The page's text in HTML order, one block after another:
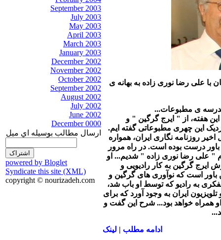
September 2003
July 2003
May 2003
April 2003
March 2003
January 2003
December 2002
November 2002
October 2002
September 2002
August 2002
July 2002
June 2002
December 0000
ارسال مطالب بوسيله اي ميل
powered by Bloglet
Syndicate this site (XML)
copyright © nourizadeh.com
علی رضا نوری زاده به بهانه ی
ی مطبوعات...
هفته، از " ایرج گرگین " و
این چهری مطبوعاتی گفته ایم.
روزنامه نگاری ایران، همواره
باور درست بوده است. در راه مرور
" علی رضا نوری زاده " شدیم... او
ایرج گرگین به کار رادیویی و
باور است که نوآوری های گرگین و
به رادیو که توسط او باب شد،
ایران به وجود آورد که برای
همراه خواهد بود... شرح این گفت و
ادامه مطلب | لينک